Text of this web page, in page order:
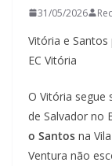
31/05/2026
Vitória e
EC Vitória
O Vitória segue
de Salvador no
o Santos na
Ventura não